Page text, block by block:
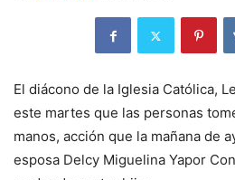
El diácono de la Iglesia Católica,
este martes que las personas
manos, acción que la mañana de
esposa Delcy Miguelina Yapor